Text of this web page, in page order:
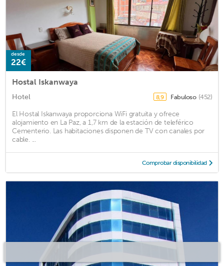
desde
22€
Hostal Iskanwaya
Hotel 8,9 Fabuloso (452)
El Hostal Iskanwaya proporciona WiFi gratuita y ofrece
alojamiento en La Paz, a 1,7 km de la estación de teleférico
Cementerio. Las habitaciones disponen de TV con canales por
cable. ...
Comprobar disponibilidad